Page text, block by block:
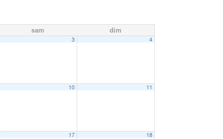
sam dim
3 4
10 11
17 18